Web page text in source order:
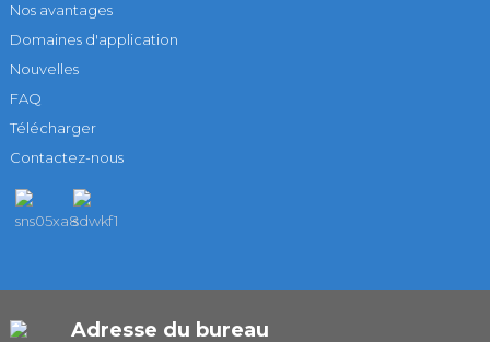
Nos avantages
Domaines d'application
Nouvelles
FAQ
Télécharger
Contactez-nous
Adresse du bureau